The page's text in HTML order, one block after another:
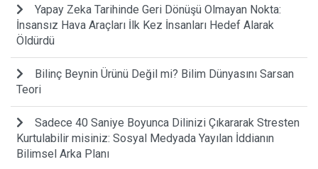
Yapay Zeka Tarihinde Geri Dönüşü Olmayan Nokta:
İnsansız Hava Araçları İlk Kez İnsanları Hedef Alarak
Öldürdü
Bilinç Beynin Ürünü Değil mi? Bilim Dünyasını Sarsan
Teori
Sadece 40 Saniye Boyunca Dilinizi Çıkararak Stresten
Kurtulabilir misiniz: Sosyal Medyada Yayılan İddianın
Bilimsel Arka Planı